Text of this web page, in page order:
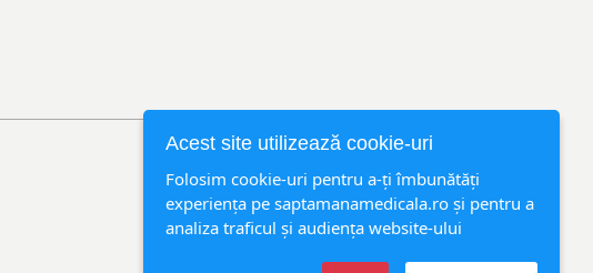
Acest site utilizează cookie-uri
Folosim cookie-uri pentru a-ți îmbunătăți
experiența pe saptamanamedicala.ro și pentru a
analiza traficul și audiența website-ului